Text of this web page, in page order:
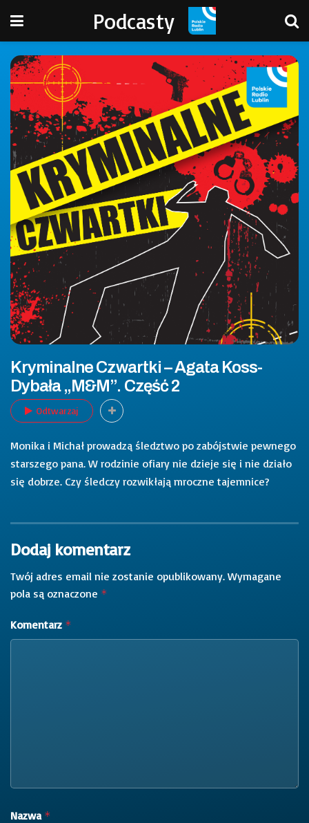
Podcasty
Kryminalne Czwartki – Agata Koss-
Dybała „M&M”. Część 2
Odtwarzaj
Monika i Michał prowadzą śledztwo po zabójstwie pewnego
starszego pana. W rodzinie ofiary nie dzieje się i nie działo
się dobrze. Czy śledczy rozwikłają mroczne tajemnice?
Dodaj komentarz
Twój adres email nie zostanie opublikowany. Wymagane
pola są oznaczone *
Komentarz *
Nazwa *